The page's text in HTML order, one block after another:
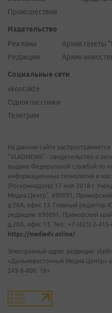
Происшествия
Издательство
Реклама
Редакция
Архив газеты
Архив
Социальные сети
vkontakte
Одноклассники
Телеграм
На данном сайте
"VLADNEWS" - свидетельство о
выдано Федеральной службой по
информационных технологий и
(Роскомнадзор) 17 мая 2018 г.
Медиа Центр". 690091, Приморский
д.20А, офис 13. Главный
редакции: 690091, Приморский
д.20А, офис 13. Тел.: +7 (423) 2-415-
https://mediadv.online/
Электронный адрес редакции:
«Дальневосточный Медиа Центр»
249-8-800. 18+